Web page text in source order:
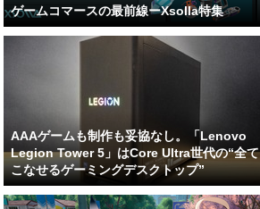
ゲームコマースの最前線ーXsolla特集
AAAゲームも制作も妥協なし。「Lenovo
Legion Tower 5」はCore Ultra世代の“全て
こなせるゲーミングデスクトップ”